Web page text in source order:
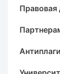
Правовая